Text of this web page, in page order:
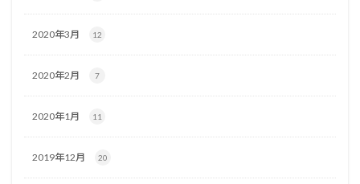
2020年3月 12
2020年2月 7
2020年1月 11
2019年12月 20